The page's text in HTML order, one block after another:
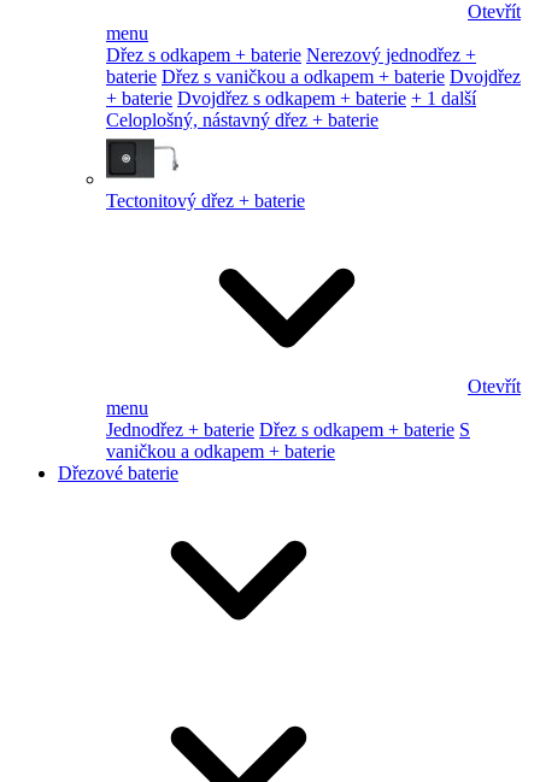
Otevřít
menu
Dřez s odkapem + baterie Nerezový jednodřez +
baterie Dřez s vaničkou a odkapem + baterie Dvojdřez
+ baterie Dvojdřez s odkapem + baterie + 1 další
Celoplošný, nástavný dřez + baterie
Tectonitový dřez + baterie
Otevřít
menu
Jednodřez + baterie Dřez s odkapem + baterie S
vaničkou a odkapem + baterie
Dřezové baterie